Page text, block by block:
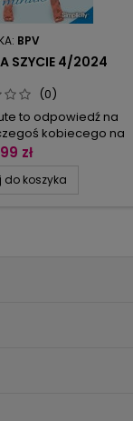
BPV
SZYCIE 4/2024
(0)
to odpowiedź na
kobiecego na
W numerze są
kopertowe
zł
do koszyka